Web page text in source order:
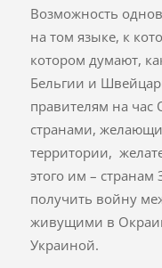
Возможность
на том языке, к
котором думают,
Бельгии и
правителям на
странами,
территории,
этого им –
получить войну
живущими в
Украиной.